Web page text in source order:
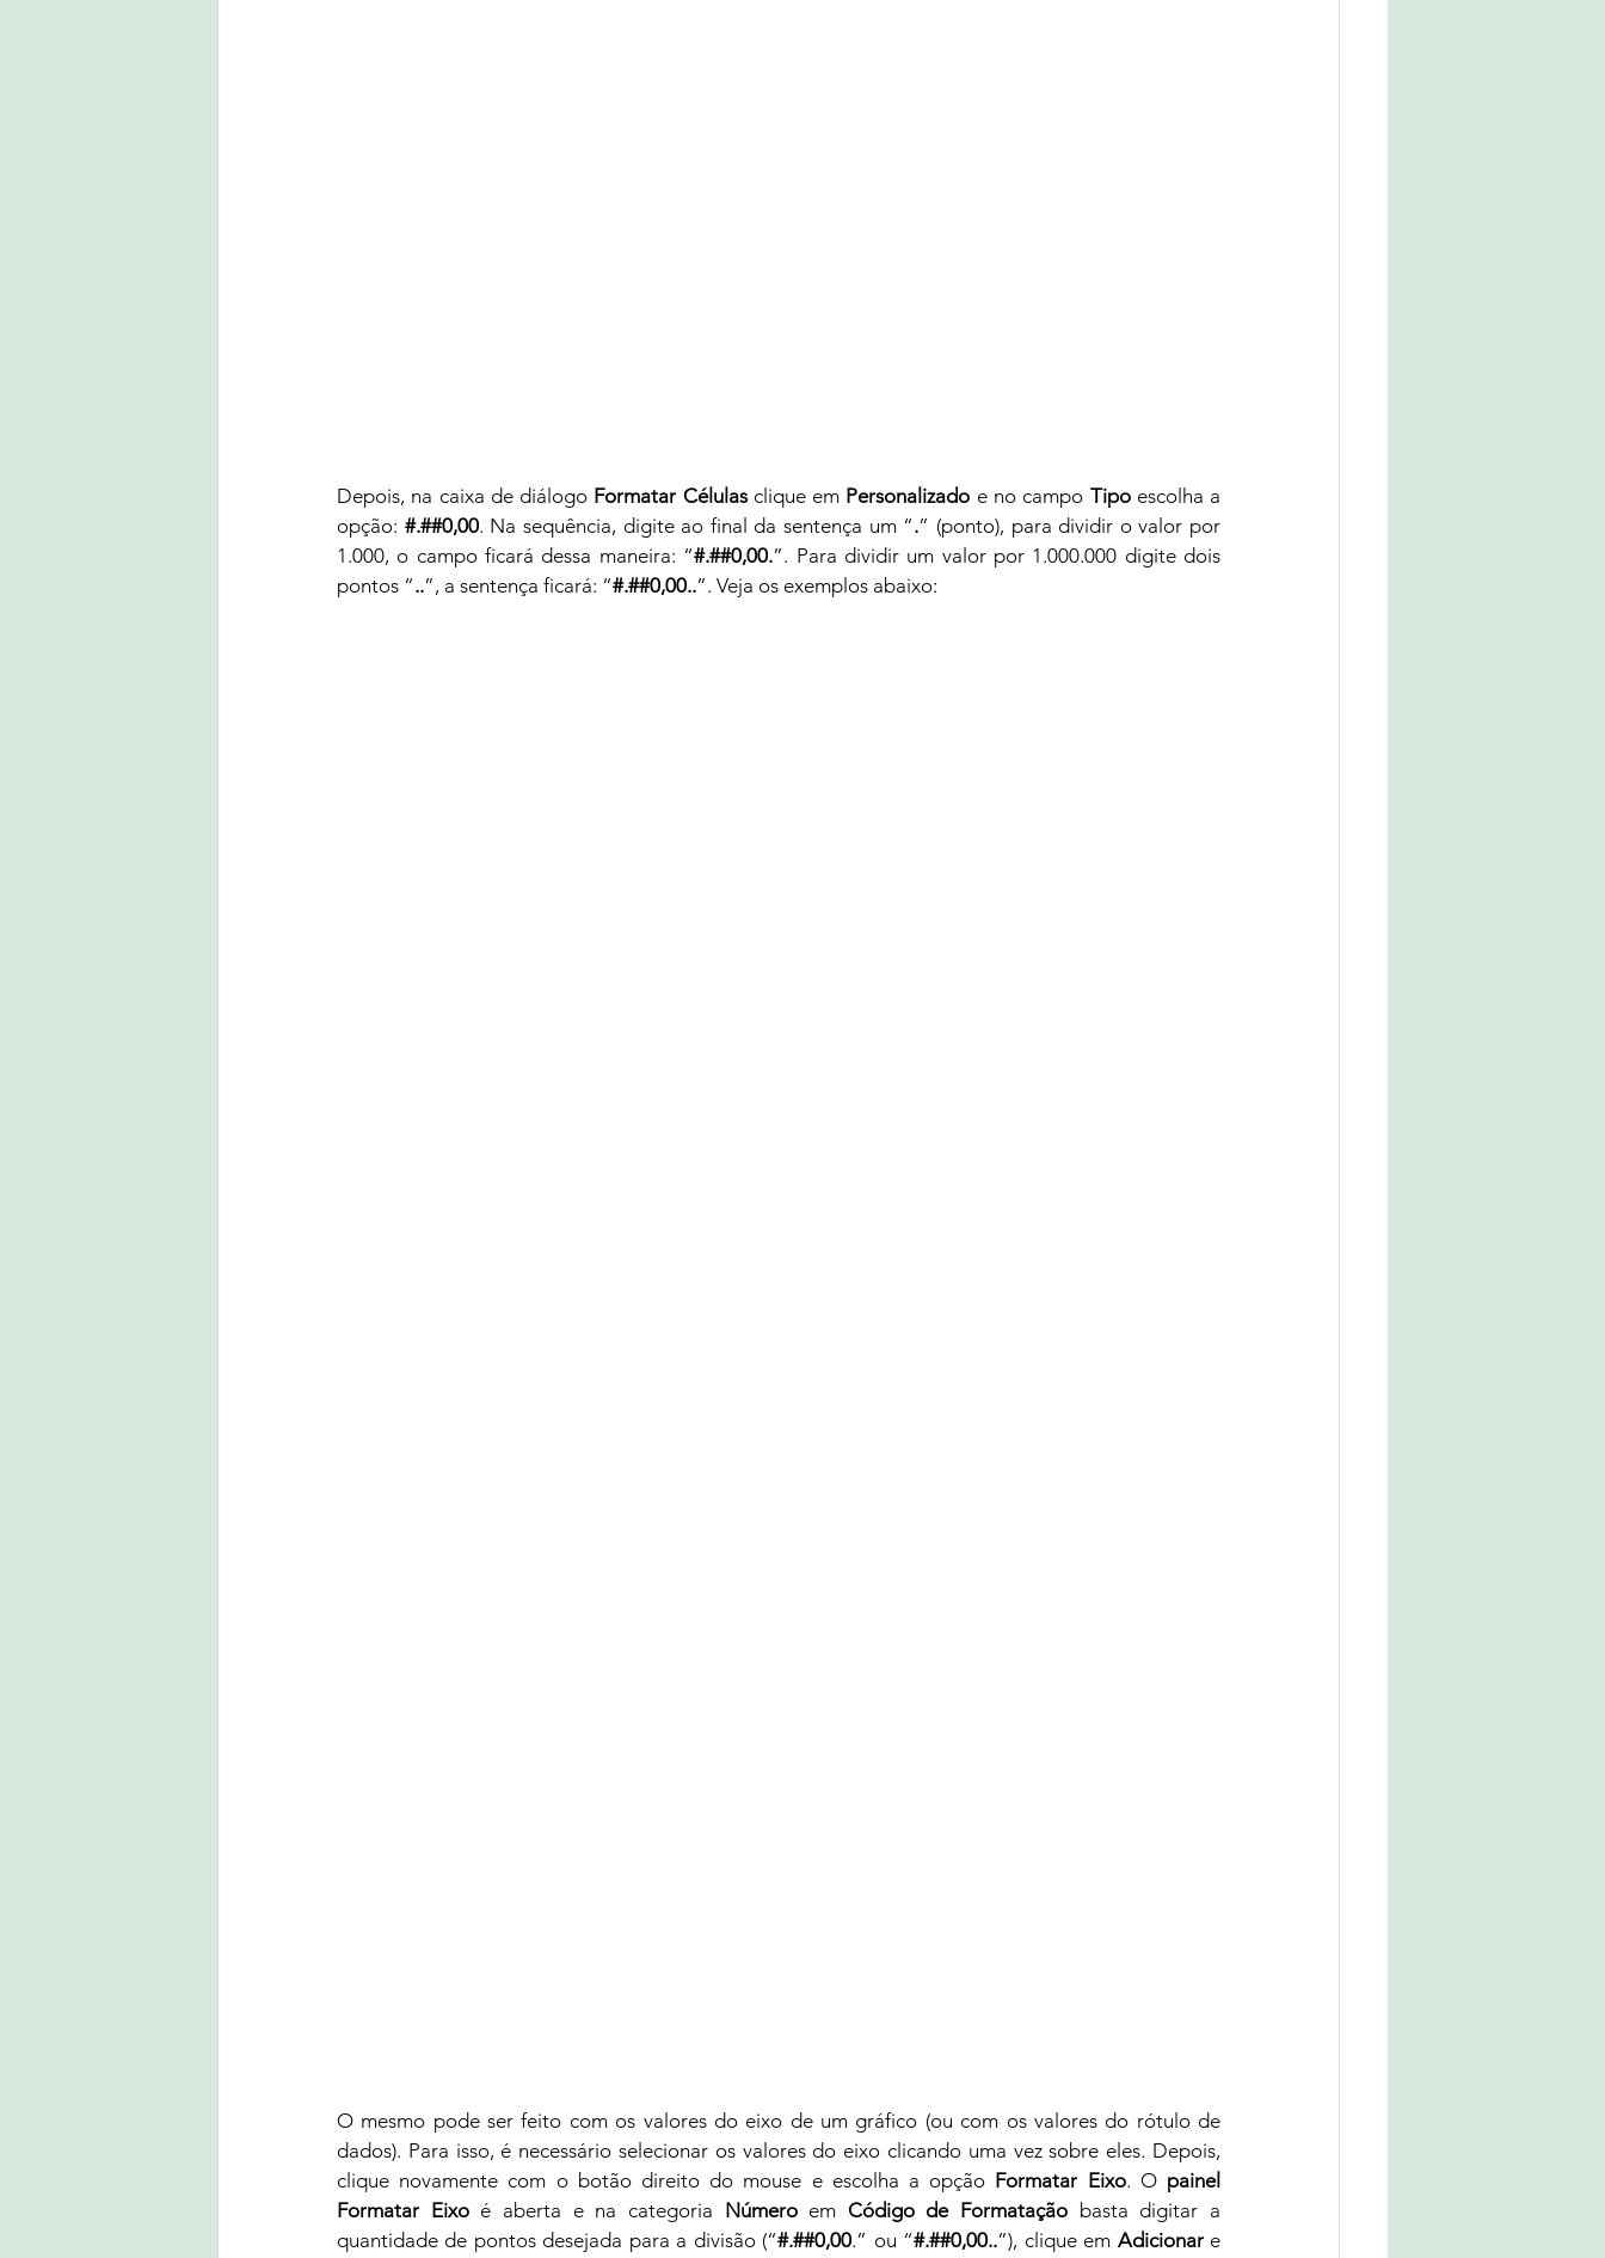
Depois, na caixa de diálogo Formatar Células clique em Personalizado e no campo Tipo escolha a
opção: #.##0,00. Na sequência, digite ao final da sentença um “.” (ponto), para dividir o valor por
1.000, o campo ficará dessa maneira: “#.##0,00.”. Para dividir um valor por 1.000.000 digite dois
pontos “..”, a sentença ficará: “#.##0,00..”. Veja os exemplos abaixo:
O mesmo pode ser feito com os valores do eixo de um gráfico (ou com os valores do rótulo de
dados). Para isso, é necessário selecionar os valores do eixo clicando uma vez sobre eles. Depois,
clique novamente com o botão direito do mouse e escolha a opção Formatar Eixo. O painel
Formatar Eixo é aberta e na categoria Número em Código de Formatação basta digitar a
quantidade de pontos desejada para a divisão (“#.##0,00.” ou “#.##0,00..”), clique em Adicionar e